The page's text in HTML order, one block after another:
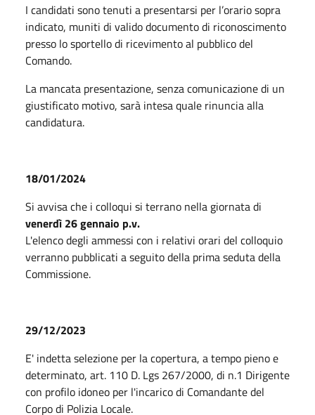
I candidati sono tenuti a presentarsi per l’orario sopra
indicato, muniti di valido documento di riconoscimento
presso lo sportello di ricevimento al pubblico del
Comando.
La mancata presentazione, senza comunicazione di un
giustificato motivo, sarà intesa quale rinuncia alla
candidatura.
18/01/2024
Si avvisa che i colloqui si terrano nella giornata di
venerdì 26 gennaio p.v.
L'elenco degli ammessi con i relativi orari del colloquio
verranno pubblicati a seguito della prima seduta della
Commissione.
29/12/2023
E' indetta selezione per la copertura, a tempo pieno e
determinato, art. 110 D. Lgs 267/2000, di n.1 Dirigente
con profilo idoneo per l'incarico di Comandante del
Corpo di Polizia Locale.